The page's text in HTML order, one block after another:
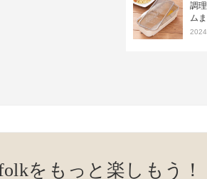
調
ム
をもっと楽しもう！